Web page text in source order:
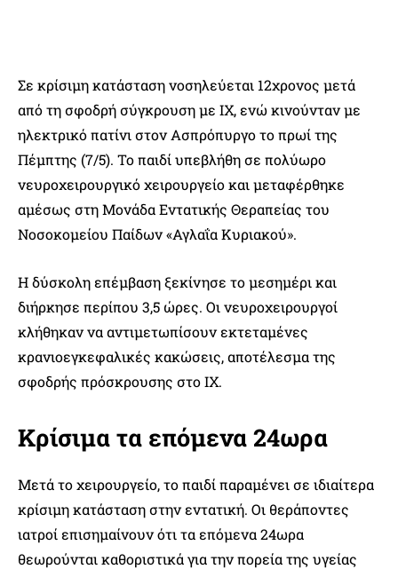
Σε κρίσιμη κατάσταση νοσηλεύεται 12χρονος μετά
από τη σφοδρή σύγκρουση με ΙΧ, ενώ κινούνταν με
ηλεκτρικό πατίνι στον Ασπρόπυργο το πρωί της
Πέμπτης (7/5). Το παιδί υπεβλήθη σε πολύωρο
νευροχειρουργικό χειρουργείο και μεταφέρθηκε
αμέσως στη Μονάδα Εντατικής Θεραπείας του
Νοσοκομείου Παίδων «Αγλαΐα Κυριακού».
Η δύσκολη επέμβαση ξεκίνησε το μεσημέρι και
διήρκησε περίπου 3,5 ώρες. Οι νευροχειρουργοί
κλήθηκαν να αντιμετωπίσουν εκτεταμένες
κρανιοεγκεφαλικές κακώσεις, αποτέλεσμα της
σφοδρής πρόσκρουσης στο ΙΧ.
Κρίσιμα τα επόμενα 24ωρα
Μετά το χειρουργείο, το παιδί παραμένει σε ιδιαίτερα
κρίσιμη κατάσταση στην εντατική. Οι θεράποντες
ιατροί επισημαίνουν ότι τα επόμενα 24ωρα
θεωρούνται καθοριστικά για την πορεία της υγείας